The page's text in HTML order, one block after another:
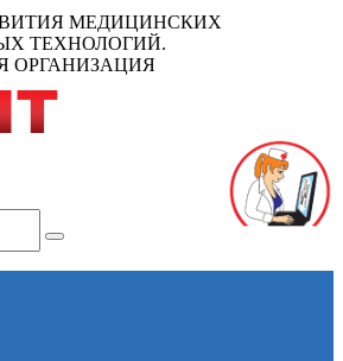
МЕДИЦИНСКИХ
ТЕХНОЛОГИЙ.
ОРГАНИЗАЦИЯ